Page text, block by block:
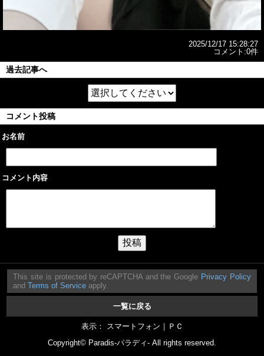
2025/12/17 15:28:27
コメント:0件
過去記事へ
コメント投稿
お名前
コメント内容
This site is protected by reCAPTCHA and the Google Privacy Policy
andTerms of Service apply.
一覧に戻る
表示： スマートフォン｜ ＰＣ
Copyright© Paradis-パラディ- All rights reserved.